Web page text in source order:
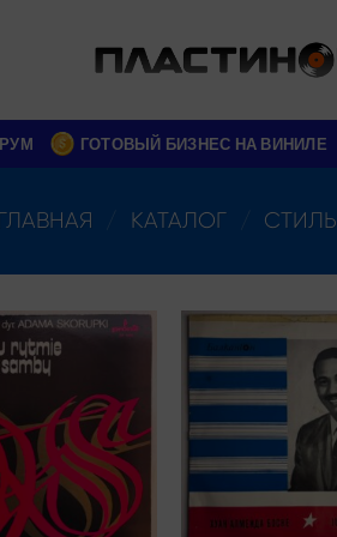
ГОТОВЫЙ БИЗНЕС НА ВИНИЛЕ
КАТАЛОГ СТИЛЬ
wishlist